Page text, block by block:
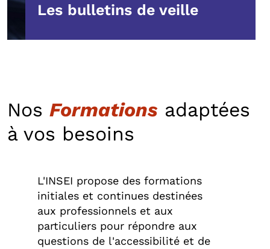
Les bulletins de veille
Nos Formations adaptées
à vos besoins
L'INSEI propose des formations
initiales et continues destinées
aux professionnels et aux
particuliers pour répondre aux
questions de l'accessibilité et de